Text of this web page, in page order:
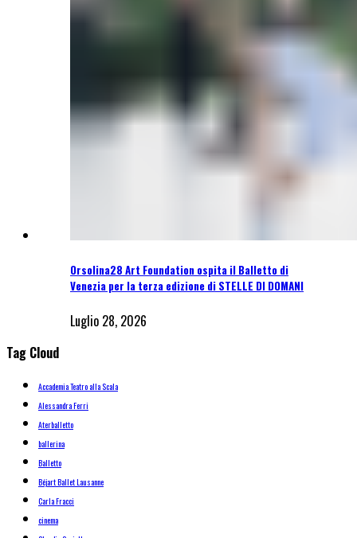
Orsolina28 Art Foundation ospita il Balletto di
Venezia per la terza edizione di STELLE DI DOMANI
Luglio 28, 2026
Tag Cloud
Accademia Teatro alla Scala
Alessandra Ferri
Aterballetto
ballerina
Balletto
Béjart Ballet Lausanne
Carla Fracci
cinema